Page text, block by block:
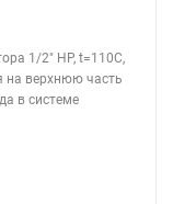
1/2" НР, t=110C,
на верхнюю часть
в системе